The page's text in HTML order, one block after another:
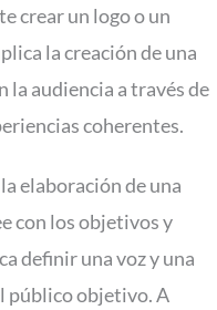
crear un logo o un
la creación de una
la audiencia a través de
coherentes.
elaboración de una
con los objetivos y
definir una voz y una
público objetivo. A